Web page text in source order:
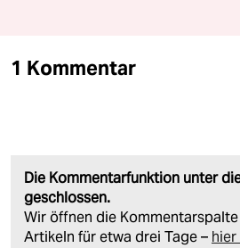
1 Kommentar
Die Kommentarfunktion unter
geschlossen.
Wir öffnen die
Artikeln für etwa drei Tage – hier